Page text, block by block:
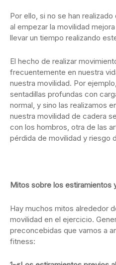
Por ello, si no se han
al empezar la movilidad
llevar un tiempo realizando
El hecho de realizar
frecuentemente en nuestra
nuestra movilidad. Por
sentadillas profundas con
normal, y sino las realizamos
nuestra movilidad de cadera
con los hombros, otra de las
pérdida de movilidad y riesgo
Mitos sobre los estiramientos
Hay muchos mitos alrededor
movilidad en el ejercicio.
preconcebidas que vamos a
fitness: